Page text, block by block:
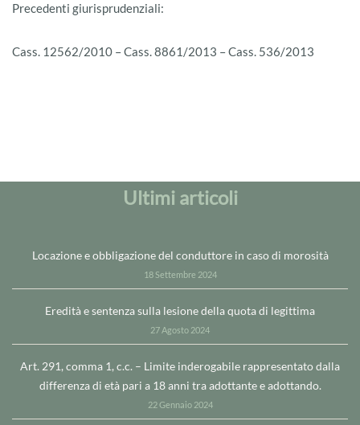
Precedenti giurisprudenziali:
Cass. 12562/2010 – Cass. 8861/2013 – Cass. 536/2013
Ultimi articoli
Locazione e obbligazione del conduttore in caso di morosità
18 Settembre 2024
Eredità e sentenza sulla lesione della quota di legittima
27 Agosto 2024
Art. 291, comma 1, c.c. – Limite inderogabile rappresentato dalla
differenza di età pari a 18 anni tra adottante e adottando.
22 Gennaio 2024